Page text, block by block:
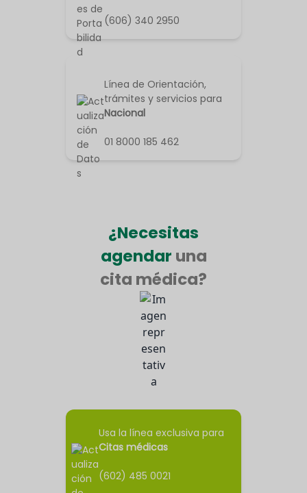
(606) 340 2950
Línea de Orientación,
trámites y servicios para
Nacional
01 8000 185 462
¿Necesitas
agendar una
cita médica?
Usa la línea exclusiva para
Citas médicas
(602) 485 0021